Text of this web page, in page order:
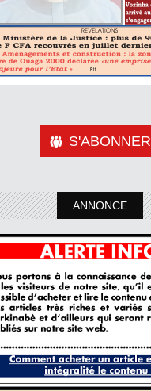
S'ABONNER
ANNONCE